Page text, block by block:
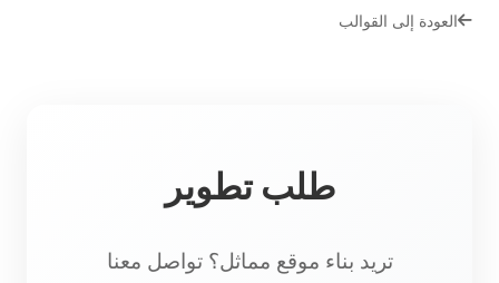
العودة إلى القوالب
طلب تطوير
تريد بناء موقع مماثل؟ تواصل معنا